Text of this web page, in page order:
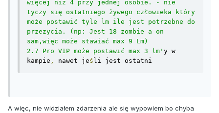
więcej niż 4 przy jednej osobie. - nie
tyczy się ostatniego żywego człowieka który
może postawić tyle lm ile jest potrzebne do
przeżycia. (np: Jest 18 zombie a on
sam,więc może stawiać max 9 Lm)
2.7 Pro VIP może postawić max 3 lm' y w
kampie , nawet jeś li jest ostatni
A więc, nie widziałem zdarzenia ale się wypowiem bo chyba